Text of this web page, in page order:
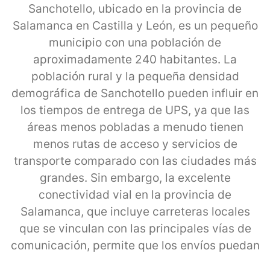
Sanchotello, ubicado en la provincia de
Salamanca en Castilla y León, es un pequeño
municipio con una población de
aproximadamente 240 habitantes. La
población rural y la pequeña densidad
demográfica de Sanchotello pueden influir en
los tiempos de entrega de UPS, ya que las
áreas menos pobladas a menudo tienen
menos rutas de acceso y servicios de
transporte comparado con las ciudades más
grandes. Sin embargo, la excelente
conectividad vial en la provincia de
Salamanca, que incluye carreteras locales
que se vinculan con las principales vías de
comunicación, permite que los envíos puedan